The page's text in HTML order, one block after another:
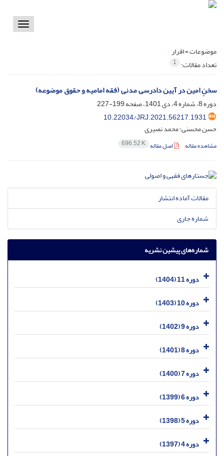
Toggle
موضوعات =اقرار
تعداد مقالات: 1
سخنِ امین در آیین دادرسی مدنی (فقه امامیه و حقوق موضوعه)
دوره 8، شماره 4، دی 1401، صفحه
199-227
10.22034/JRJ.2021.56217.1931
حسن محسنی؛ محمد نصیری
مشاهده مقاله اصل مقاله 696.52 K
مقالات آماده انتشار
شماره جاری
شماره‌های پیشین نشریه
دوره 11 (1404)
دوره 10 (1403)
دوره 9 (1402)
دوره 8 (1401)
دوره 7 (1400)
دوره 6 (1399)
دوره 5 (1398)
دوره 4 (1397)